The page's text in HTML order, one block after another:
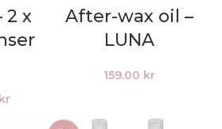
2 x
krDet
After-wax oil –
LUNA
159.00 kr